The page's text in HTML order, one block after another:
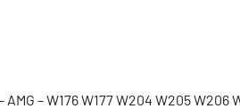
– W176 W177 W204 W205 W206